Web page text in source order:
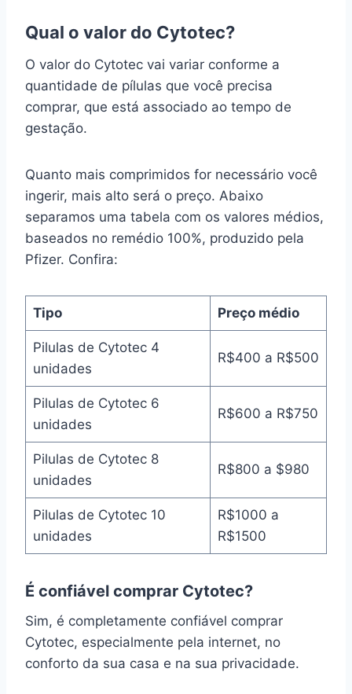
Qual o valor do Cytotec?
O valor do Cytotec vai variar conforme a
quantidade de pílulas que você precisa
comprar, que está associado ao tempo de
gestação.
Quanto mais comprimidos for necessário você
ingerir, mais alto será o preço. Abaixo
separamos uma tabela com os valores médios,
baseados no remédio 100%, produzido pela
Pfizer. Confira:
Tipo Preço médio
Pilulas de Cytotec 4
unidades
R$400 a R$500
Pilulas de Cytotec 6
unidades
R$600 a R$750
Pilulas de Cytotec 8
unidades
R$800 a $980
Pilulas de Cytotec 10
unidades
R$1000 a
R$1500
É confiável comprar Cytotec?
Sim, é completamente confiável comprar
Cytotec, especialmente pela internet, no
conforto da sua casa e na sua privacidade.